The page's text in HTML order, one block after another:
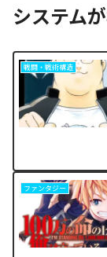
システム
戦闘・戦術構造
ファンタジー